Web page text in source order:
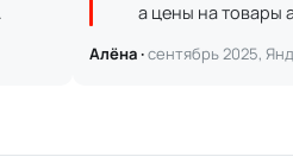
а цены на товары
Алёна ·сентябрь 2025,